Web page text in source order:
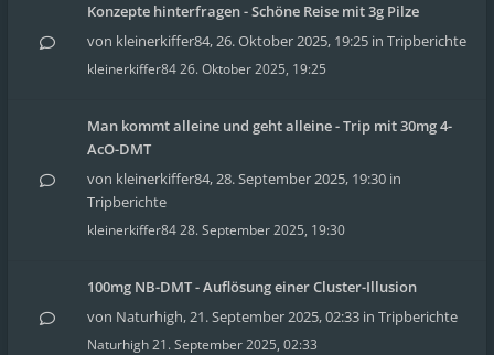
Konzepte hinterfragen - Schöne Reise mit 3g Pilze
von kleinerkiffer84,26. Oktober 2025, 19:25 in Tripberichte
kleinerkiffer8426. Oktober 2025, 19:25
Man kommt alleine und geht alleine - Trip mit 30mg 4-
AcO-DMT
von kleinerkiffer84,28. September 2025, 19:30 in
Tripberichte
kleinerkiffer8428. September 2025, 19:30
100mg NB-DMT - Auflösung einer Cluster-Illusion
von Naturhigh,21. September 2025, 02:33 in Tripberichte
Naturhigh21. September 2025, 02:33